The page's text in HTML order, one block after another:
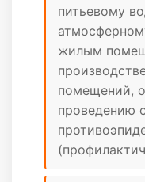
питьевому
жилым
помещений,
проведению